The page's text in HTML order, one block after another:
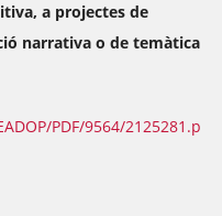
a projectes de
narrativa o de temàtica
PDF/9564/2125281.p